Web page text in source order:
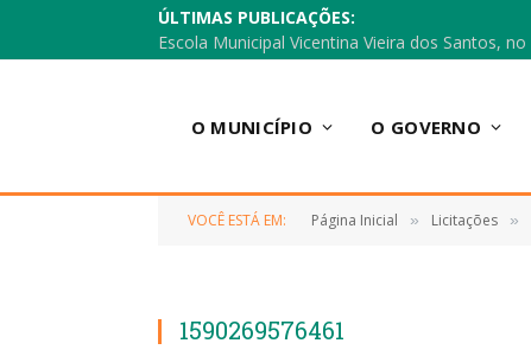
ÚLTIMAS PUBLICAÇÕES:
O MUNICÍPIO O GOVERNO
VOCÊ ESTÁ EM: Página Inicial » Licitações »
1590269576461